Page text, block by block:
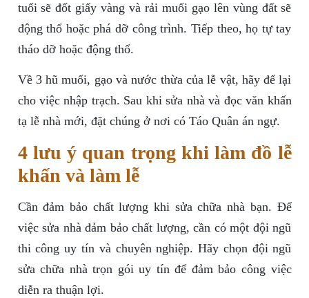
tuổi sẽ đốt giấy vàng và rải muối gạo lên vùng đất sẽ
động thổ hoặc phá dỡ công trình. Tiếp theo, họ tự tay
tháo dỡ hoặc động thổ.
Về 3 hũ muối, gạo và nước thừa của lễ vật, hãy để lại
cho việc nhập trạch. Sau khi sửa nhà và đọc văn khấn
tạ lễ nhà mới, đặt chúng ở nơi có Táo Quân án ngự.
4 lưu ý quan trọng khi làm đồ lễ
khấn và làm lễ
Cần đảm bảo chất lượng khi sửa chữa nhà bạn. Để
việc sửa nhà đảm bảo chất lượng, cần có một đội ngũ
thi công uy tín và chuyên nghiệp. Hãy chọn đội ngũ
sửa chữa nhà trọn gói uy tín để đảm bảo công việc
diễn ra thuận lợi.